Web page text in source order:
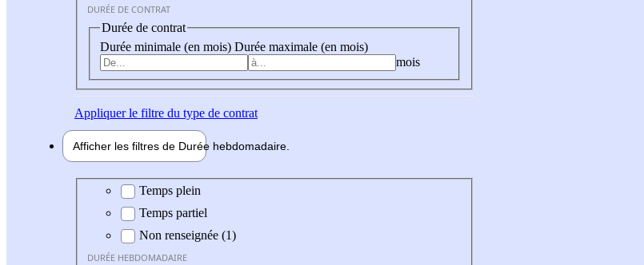
DURÉE DE CONTRAT
Durée de contrat
Durée minimale (en mois) Durée maximale (en mois)
mois
Appliquerle filtre du type de contrat
Afficher les filtres de Durée hebdomadaire
Durée hebdomadaire
Temps plein
Temps partiel
Non renseignée (1)
DURÉE HEBDOMADAIRE